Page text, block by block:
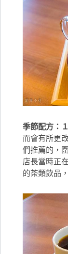
季節配方：
而會有所更
們推薦的，
店長當時正
的茶類飲品